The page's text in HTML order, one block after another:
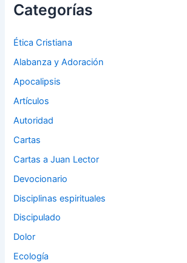
Categorías
Ética Cristiana
Alabanza y Adoración
Apocalipsis
Artículos
Autoridad
Cartas
Cartas a Juan Lector
Devocionario
Disciplinas espirituales
Discipulado
Dolor
Ecología